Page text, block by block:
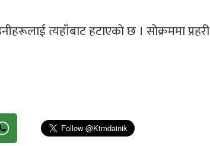
त्यहाँबाट हटाएको छ । सोक्रममा प्रहरी